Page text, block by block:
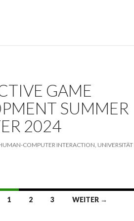
GAME
SUMMER
2024
COMPUTER INTERACTION,
1 2 3 WEITER →